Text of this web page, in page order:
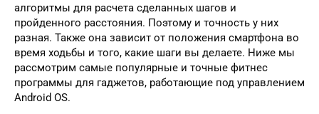
алгоритмы для расчета сделанных шагов и
пройденного расстояния. Поэтому и точность у них
разная. Также она зависит от положения смартфона во
время ходьбы и того, какие шаги вы делаете. Ниже мы
рассмотрим самые популярные и точные фитнес
программы для гаджетов, работающие под управлением
Android OS.